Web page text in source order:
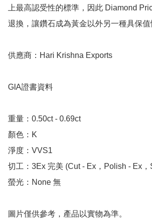
上最高認受性的標準，因此 Diamond
退換，讓鑽石成為黃金以外另一種具保值
供應商：Hari Krishna Exports
GIA證書資料
重量：0.50ct - 0.69ct
顏色：K
淨度：VVS1
切工：3Ex 完美 (Cut - Ex，Polish - Ex，
螢光：None 無
圖片僅供參考，產品以實物為準。